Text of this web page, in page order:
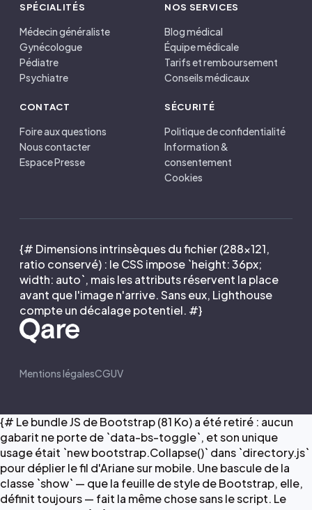
SPÉCIALITÉS
Médecin généraliste
Gynécologue
Pédiatre
Psychiatre
NOS SERVICES
Blog médical
Équipe médicale
Tarifs et remboursement
Conseils médicaux
CONTACT
Foire aux questions
Nous contacter
Espace Presse
SÉCURITÉ
Politique de confidentialité
Information &
consentement
Cookies
{# Dimensions intrinsèques du fichier (288×121,
ratio conservé) : le CSS impose `height: 36px;
width: auto`, mais les attributs réservent la place
avant que l'image n'arrive. Sans eux, Lighthouse
compte un décalage potentiel. #}
Mentions légalesCGUV
{# Le bundle JS de Bootstrap (81 Ko) a été retiré : aucun
gabarit ne porte de `data-bs-toggle`, et son unique
usage était `new bootstrap.Collapse()` dans `directory.js`
pour déplier le fil d'Ariane sur mobile. Une bascule de la
classe `show` — que la feuille de style de Bootstrap, elle,
définit toujours — fait la même chose sans le script. Le